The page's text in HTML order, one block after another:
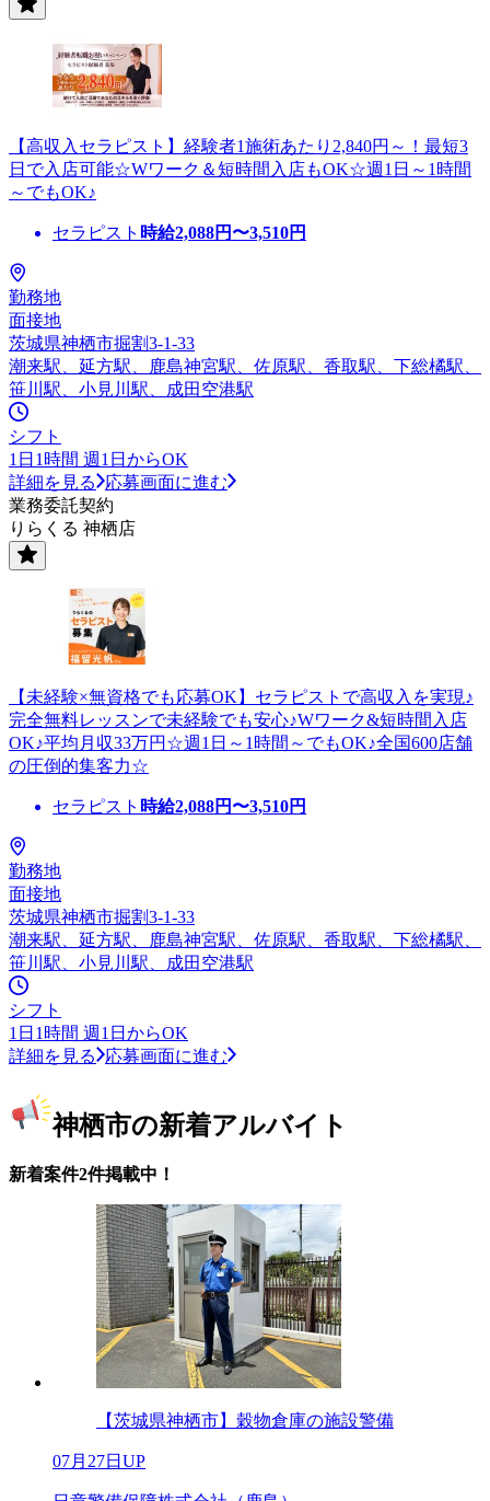
【高収入セラピスト】経験者1施術あたり2,840円～！最短3
日で入店可能☆Wワーク＆短時間入店もOK☆週1日～1時間
～でもOK♪
セラピスト 時給2,088円〜3,510円
勤務地
面接地
茨城県神栖市掘割3-1-33
潮来駅、延方駅、鹿島神宮駅、佐原駅、香取駅、下総橘駅、
笹川駅、小見川駅、成田空港駅
シフト
1日1時間 週1日からOK
詳細を見る
応募画面に進む
業務委託契約
りらくる 神栖店
【未経験×無資格でも応募OK】セラピストで高収入を実現♪
完全無料レッスンで未経験でも安心♪Wワーク&短時間入店
OK♪平均月収33万円☆週1日～1時間～でもOK♪全国600店舗
の圧倒的集客力☆
セラピスト 時給2,088円〜3,510円
勤務地
面接地
茨城県神栖市掘割3-1-33
潮来駅、延方駅、鹿島神宮駅、佐原駅、香取駅、下総橘駅、
笹川駅、小見川駅、成田空港駅
シフト
1日1時間 週1日からOK
詳細を見る
応募画面に進む
神栖市の新着アルバイト
新着案件2件掲載中！
【茨城県神栖市】穀物倉庫の施設警備
07月27日UP